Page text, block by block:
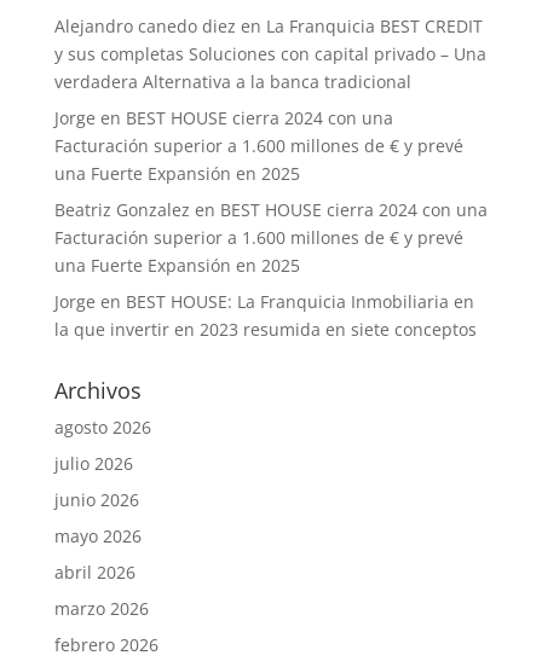
Alejandro canedo diez en La Franquicia BEST CREDIT
y sus completas Soluciones con capital privado – Una
verdadera Alternativa a la banca tradicional
Jorge en BEST HOUSE cierra 2024 con una
Facturación superior a 1.600 millones de € y prevé
una Fuerte Expansión en 2025
Beatriz Gonzalez en BEST HOUSE cierra 2024 con una
Facturación superior a 1.600 millones de € y prevé
una Fuerte Expansión en 2025
Jorge en BEST HOUSE: La Franquicia Inmobiliaria en
la que invertir en 2023 resumida en siete conceptos
Archivos
agosto 2026
julio 2026
junio 2026
mayo 2026
abril 2026
marzo 2026
febrero 2026